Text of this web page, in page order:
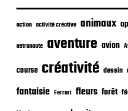
l
i
a
i
n
action activité créative animaux
astronaute aventure avion
course créativité dessin
fantaisie Ferrari fleurs forêt